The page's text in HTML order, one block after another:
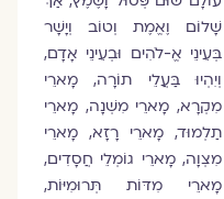
שָׁלוֹם וֶאֱמֶת וְטוֹב וְיָשָׁר
בְּעֵינֵי אֱ-לֹהִים וּבְעֵינֵי אָדָם,
וְיִהְיוּ בַּעֲלֵי תוֹרָה, מָארֵי
מִקְרָא, מָארֵי מִשְׁנָה, מָארֵי
תַלְמוּד, מָארֵי רָזָא, מָארֵי
מִצְוָה, מָארֵי גוֹמְלֵי חֲסָדִים,
מָארֵי מִדּוֹת תְּרוּמִיּוֹת,